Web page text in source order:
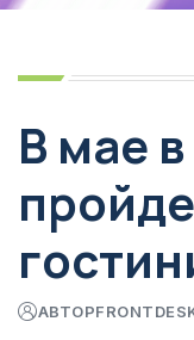
В мае
АВТОР